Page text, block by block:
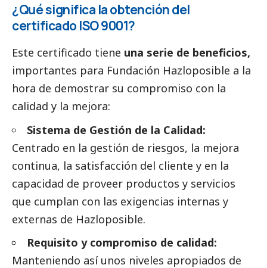
¿Qué significa la obtención del
certificado ISO 9001?
Este certificado tiene una serie de beneficios,
importantes para Fundación Hazloposible a la
hora de demostrar su compromiso con la
calidad y la mejora:
Sistema de Gestión de la Calidad:
Centrado en la gestión de riesgos, la mejora
continua, la satisfacción del cliente y en la
capacidad de proveer productos y servicios
que cumplan con las exigencias internas y
externas de Hazloposible.
Requisito y compromiso de calidad:
Manteniendo así unos niveles apropiados de